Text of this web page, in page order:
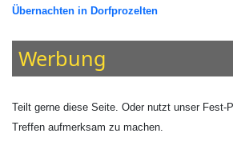
Übernachten in Dorfprozelten
Werbung
Teilt gerne diese Seite. Oder nutzt unser Fest-
Treffen aufmerksam zu machen.